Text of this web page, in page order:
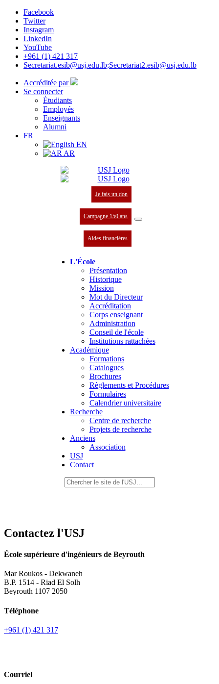
Facebook
Twitter
Instagram
LinkedIn
YouTube
+961 (1) 421 317
Secretariat.esib@usj.edu.lb;Secretariat2.esib@usj.edu.lb
Accréditée par
Se connecter
Étudiants
Employés
Enseignants
Alumni
FR
EN
AR
Je fais un don
Campagne 150 ans
Aides financières
L'École
Présentation
Historique
Mission
Mot du Directeur
Accréditation
Corps enseignant
Administration
Conseil de l'école
Institutions rattachées
Académique
Formations
Catalogues
Brochures
Règlements et Procédures
Formulaires
Calendrier universitaire
Recherche
Centre de recherche
Projets de recherche
Anciens
Association
USJ
Contact
Contactez l'USJ
École supérieure d'ingénieurs de Beyrouth
Mar Roukos - Dekwaneh
B.P. 1514 - Riad El Solh
Beyrouth 1107 2050
Téléphone
+961 (1) 421 317
Courriel